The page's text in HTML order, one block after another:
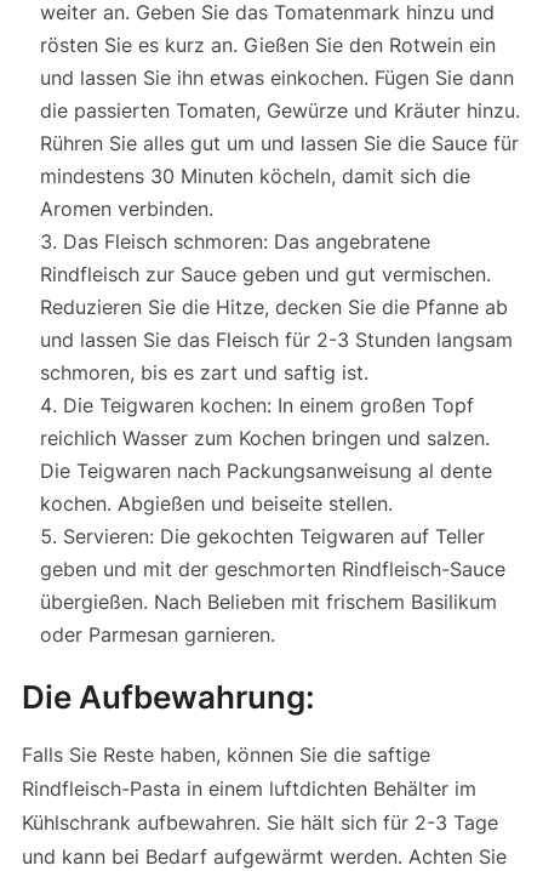
weiter an. Geben Sie das Tomatenmark hinzu und
rösten Sie es kurz an. Gießen Sie den Rotwein ein
und lassen Sie ihn etwas einkochen. Fügen Sie dann
die passierten Tomaten, Gewürze und Kräuter hinzu.
Rühren Sie alles gut um und lassen Sie die Sauce für
mindestens 30 Minuten köcheln, damit sich die
Aromen verbinden.
Das Fleisch schmoren: Das angebratene
Rindfleisch zur Sauce geben und gut vermischen.
Reduzieren Sie die Hitze, decken Sie die Pfanne ab
und lassen Sie das Fleisch für 2-3 Stunden langsam
schmoren, bis es zart und saftig ist.
Die Teigwaren kochen: In einem großen Topf
reichlich Wasser zum Kochen bringen und salzen.
Die Teigwaren nach Packungsanweisung al dente
kochen. Abgießen und beiseite stellen.
Servieren: Die gekochten Teigwaren auf Teller
geben und mit der geschmorten Rindfleisch-Sauce
übergießen. Nach Belieben mit frischem Basilikum
oder Parmesan garnieren.
Die Aufbewahrung:
Falls Sie Reste haben, können Sie die saftige
Rindfleisch-Pasta in einem luftdichten Behälter im
Kühlschrank aufbewahren. Sie hält sich für 2-3 Tage
und kann bei Bedarf aufgewärmt werden. Achten Sie